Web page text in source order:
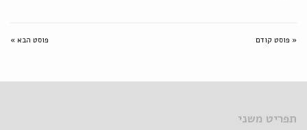
« פוסט קודם פוסט הבא »
תפריט משני